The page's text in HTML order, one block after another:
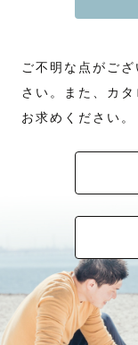
ご不明な点がご
さい。また、カ
お求めください。